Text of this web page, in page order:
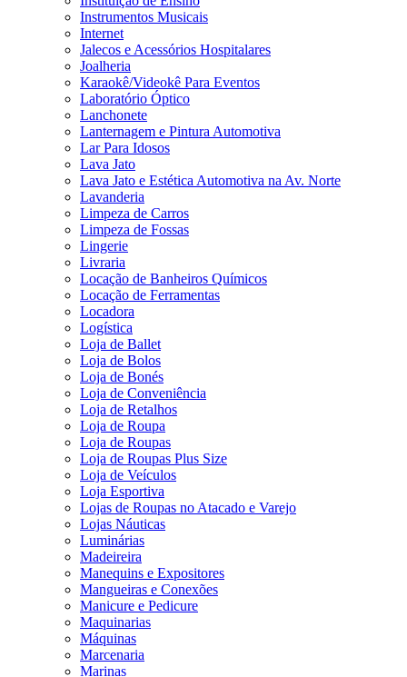
Instrumentos Musicais
Internet
Jalecos e Acessórios Hospitalares
Joalheria
Karaokê/Videokê Para Eventos
Laboratório Óptico
Lanchonete
Lanternagem e Pintura Automotiva
Lar Para Idosos
Lava Jato
Lava Jato e Estética Automotiva na Av. Norte
Lavanderia
Limpeza de Carros
Limpeza de Fossas
Lingerie
Livraria
Locação de Banheiros Químicos
Locação de Ferramentas
Locadora
Logística
Loja de Ballet
Loja de Bolos
Loja de Bonés
Loja de Conveniência
Loja de Retalhos
Loja de Roupa
Loja de Roupas
Loja de Roupas Plus Size
Loja de Veículos
Loja Esportiva
Lojas de Roupas no Atacado e Varejo
Lojas Náuticas
Luminárias
Madeireira
Manequins e Expositores
Mangueiras e Conexões
Manicure e Pedicure
Maquinarias
Máquinas
Marcenaria
Marinas